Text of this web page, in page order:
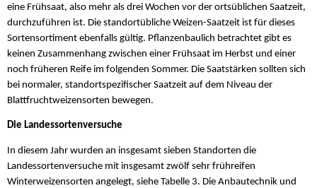
eine Frühsaat, also mehr als drei Wochen vor der ortsüblichen Saatzeit,
durchzuführen ist. Die standortübliche Weizen-Saatzeit ist für dieses
Sortensortiment ebenfalls gültig. Pflanzenbaulich betrachtet gibt es
keinen Zusammenhang zwischen einer Frühsaat im Herbst und einer
noch früheren Reife im folgenden Sommer. Die Saatstärken sollten sich
bei normaler, standortspezifischer Saatzeit auf dem Niveau der
Blattfruchtweizensorten bewegen.
Die Landessortenversuche
In diesem Jahr wurden an insgesamt sieben Standorten die
Landessortenversuche mit insgesamt zwölf sehr frühreifen
Winterweizensorten angelegt, siehe Tabelle 3. Die Anbautechnik und